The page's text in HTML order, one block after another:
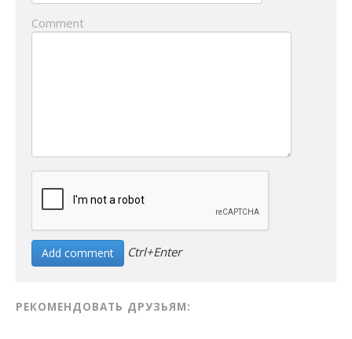
Comment
Ctrl+Enter
РЕКОМЕНДОВАТЬ ДРУЗЬЯМ: